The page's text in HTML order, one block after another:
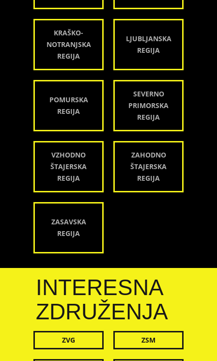
KRAŠKO-
NOTRANJSKA
REGIJA
LJUBLJANSKA
REGIJA
POMURSKA
REGIJA
SEVERNO
PRIMORSKA
REGIJA
VZHODNO
ŠTAJERSKA
REGIJA
ZAHODNO
ŠTAJERSKA
REGIJA
ZASAVSKA
REGIJA
INTERESNA
ZDRUŽENJA
ZVG ZSM